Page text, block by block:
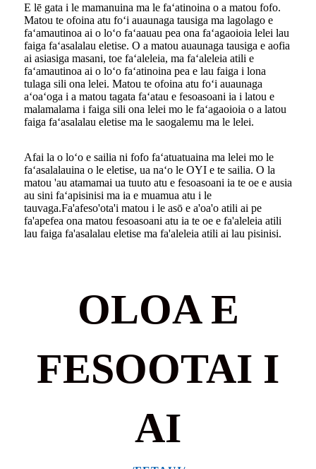
E lē gata i le mamanuina ma le faʻatinoina o a matou fofo.
Matou te ofoina atu foʻi auaunaga tausiga ma lagolago e
faʻamautinoa ai o loʻo faʻaauau pea ona faʻagaoioia lelei lau
faiga faʻasalalau eletise. O a matou auaunaga tausiga e aofia
ai asiasiga masani, toe faʻaleleia, ma faʻaleleia atili e
faʻamautinoa ai o loʻo faʻatinoina pea e lau faiga i lona
tulaga sili ona lelei. Matou te ofoina atu foʻi auaunaga
aʻoaʻoga i a matou tagata faʻatau e fesoasoani ia i latou e
malamalama i faiga sili ona lelei mo le faʻagaoioia o a latou
faiga faʻasalalau eletise ma le saogalemu ma le lelei.
Afai la o loʻo e sailia ni fofo faʻatuatuaina ma lelei mo le
faʻasalalauina o le eletise, ua naʻo le OYI e te sailia. O la
matou 'au atamamai ua tuuto atu e fesoasoani ia te oe e ausia
au sini faʻapisinisi ma ia e muamua atu i le
tauvaga.Fa'afeso'ota'i matou i le asō e a'oa'o atili ai pe
fa'apefea ona matou fesoasoani atu ia te oe e fa'aleleia atili
lau faiga fa'asalalau eletise ma fa'aleleia atili ai lau pisinisi.
OLOA E
FESOOTAI I
AI